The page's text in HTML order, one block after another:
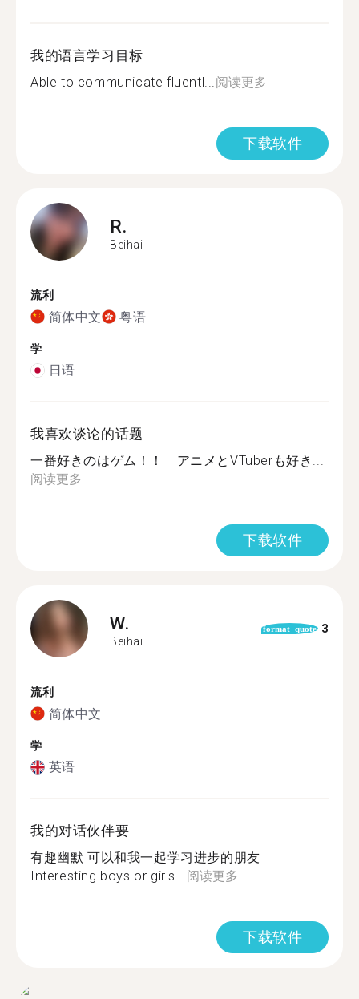
我的语言学习目标
Able to communicate fluentl...阅读更多
下载软件
R.
Beihai
流利
简体中文 粤语
学
日语
我喜欢谈论的话题
一番好きのはゲム！！ アニメとVTuberも好き...
阅读更多
下载软件
W.
Beihai
format_quote 3
流利
简体中文
学
英语
我的对话伙伴要
有趣幽默 可以和我一起学习进步的朋友
Interesting boys or girls...阅读更多
下载软件